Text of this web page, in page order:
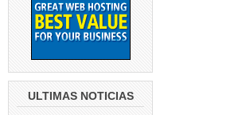
ULTIMAS NOTICIAS